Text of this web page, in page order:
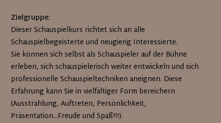
Zielgruppe:
Dieser Schauspielkurs richtet sich an alle
Schauspielbegeisterte und neugierig Interessierte.
Sie können sich selbst als Schauspieler auf der Bühne
erleben, sich schauspielerisch weiter entwickeln und sich
professionelle Schauspieltechniken aneignen. Diese
Erfahrung kann Sie in vielfältiger Form bereichern
(Ausstrahlung, Auftreten, Persönlichkeit,
Präsentation...Freude und Spaß!!!).